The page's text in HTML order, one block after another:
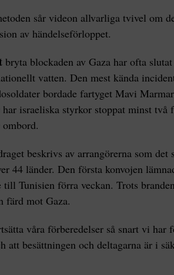
sår videon allvarliga tvivel om
av händelseförloppet.
bryta blockaden av Gaza har ofta
vatten. Den mest kända
bordade fartyget Mavi
israeliska styrkor stoppat minst två
beskrivs av arrangörerna som
44 länder. Den första konvojen
till Tunisien förra veckan. Trots
färd mot Gaza.
våra förberedelser så snart vi har
att besättningen och deltagarna är i